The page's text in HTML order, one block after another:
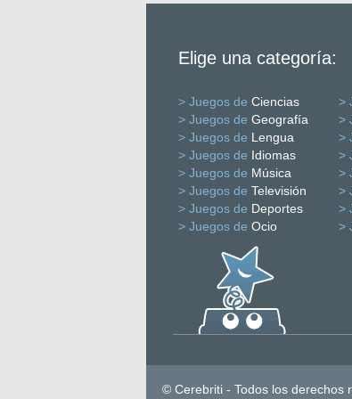
Elige una categoría:
> Juegos de Ciencias >
> Juegos de Geografía >
> Juegos de Lengua >
> Juegos de Idiomas >
> Juegos de Música >
> Juegos de Televisión >
> Juegos de Deportes >
> Juegos de Ocio >
© Cerebriti - Todos los derechos